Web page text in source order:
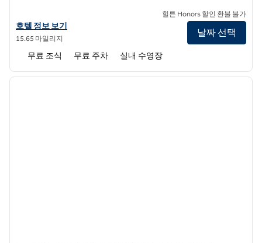
햄튼 인 애틀랜타 케네소의 호텔 정보 보기
호텔 정보 보기
15.65 마일리지
힐튼 Honors 할인 환불 불가
날짜 선택
무료 조식 무료 주차 실내 수영장
1/12
다음